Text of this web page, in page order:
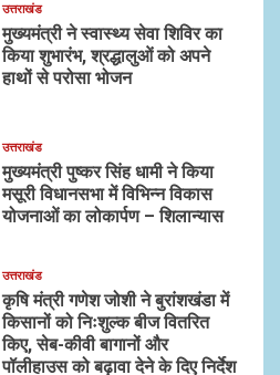
उत्तराखंड
मुख्यमंत्री ने स्वास्थ्य सेवा शिविर का
किया शुभारंभ, श्रद्धालुओं को अपने
हाथों से परोसा भोजन
उत्तराखंड
मुख्यमंत्री पुष्कर सिंह धामी ने किया
मसूरी विधानसभा में विभिन्न विकास
योजनाओं का लोकार्पण – शिलान्यास
उत्तराखंड
कृषि मंत्री गणेश जोशी ने बुरांशखंडा में
किसानों को निःशुल्क बीज वितरित
किए, सेब-कीवी बागानों और
पॉलीहाउस को बढ़ावा देने के दिए निर्देश